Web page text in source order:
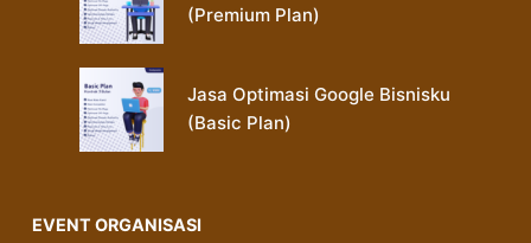
(Premium Plan)
Jasa Optimasi Google Bisnisku
(Basic Plan)
EVENT ORGANISASI